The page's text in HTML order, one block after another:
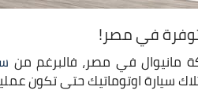
في مصر!
مانيوال في مصر، فالبرغم من
سيارة اوتوماتيك حتى تكون